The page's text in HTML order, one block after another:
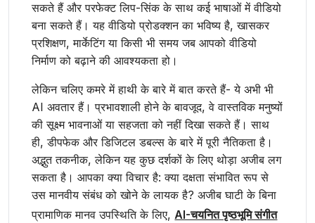
सकते हैं और परफेक्ट लिप-सिंक के साथ कई भाषाओं में वीडियो
बना सकते हैं। यह वीडियो प्रोडक्शन का भविष्य है, खासकर
प्रशिक्षण, मार्केटिंग या किसी भी समय जब आपको वीडियो
निर्माण को बढ़ाने की आवश्यकता हो।
लेकिन चलिए कमरे में हाथी के बारे में बात करते हैं- ये अभी भी
AI अवतार हैं। प्रभावशाली होने के बावजूद, वे वास्तविक मनुष्यों
की सूक्ष्म भावनाओं या सहजता को नहीं दिखा सकते हैं। साथ
ही, डीपफेक और डिजिटल डबल्स के बारे में पूरी नैतिकता है।
अद्भुत तकनीक, लेकिन यह कुछ दर्शकों के लिए थोड़ा अजीब लग
सकता है। आपका क्या विचार है: क्या दक्षता संभावित रूप से
उस मानवीय संबंध को खोने के लायक है? अजीब घाटी के बिना
प्रामाणिक मानव उपस्थिति के लिए,AI-चयनित पृष्ठभूमि संगीत